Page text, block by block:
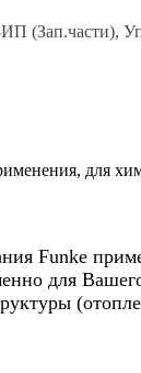
(Зап.части),
для
Funke
для